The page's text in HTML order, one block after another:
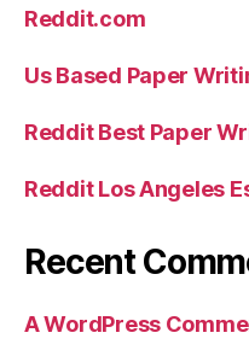
Reddit.com
Us Based Paper
Reddit Best Paper
Reddit Los Angeles
Recent
A WordPress